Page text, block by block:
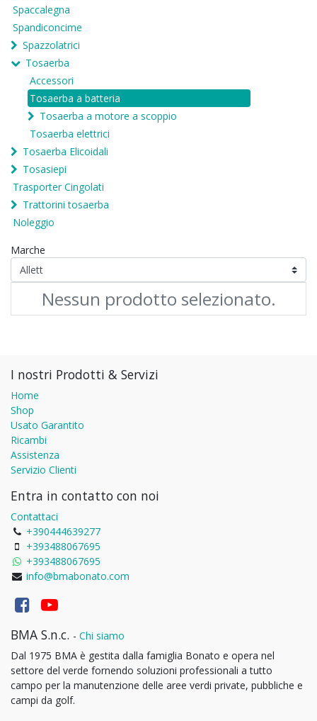
Spaccalegna
Spandiconcime
Spazzolatrici
Tosaerba
Accessori
Tosaerba a batteria
Tosaerba a motore a scoppio
Tosaerba elettrici
Tosaerba Elicoidali
Tosasiepi
Trasporter Cingolati
Trattorini tosaerba
Noleggio
Marche
Nessun prodotto selezionato.
I nostri Prodotti & Servizi
Home
Shop
Usato Garantito
Ricambi
Assistenza
Servizio Clienti
Entra in contatto con noi
Contattaci
+390444639277
+393488067695
+393488067695
info@bmabonato.com
BMA S.n.c. - Chi siamo
Dal 1975 BMA è gestita dalla famiglia Bonato e opera nel
settore del verde fornendo soluzioni professionali a tutto
campo per la manutenzione delle aree verdi private, pubbliche e
campi da golf.